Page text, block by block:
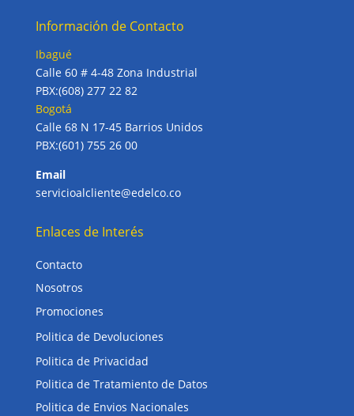
Información de Contacto
Ibagué
Calle 60 # 4-48 Zona Industrial
PBX:(608) 277 22 82
Bogotá
Calle 68 N 17-45 Barrios Unidos
PBX:(601) 755 26 00
Email
servicioalcliente@edelco.co
Enlaces de Interés
Contacto
Nosotros
Promociones
Politica de Devoluciones
Politica de Privacidad
Politica de Tratamiento de Datos
Politica de Envios Nacionales